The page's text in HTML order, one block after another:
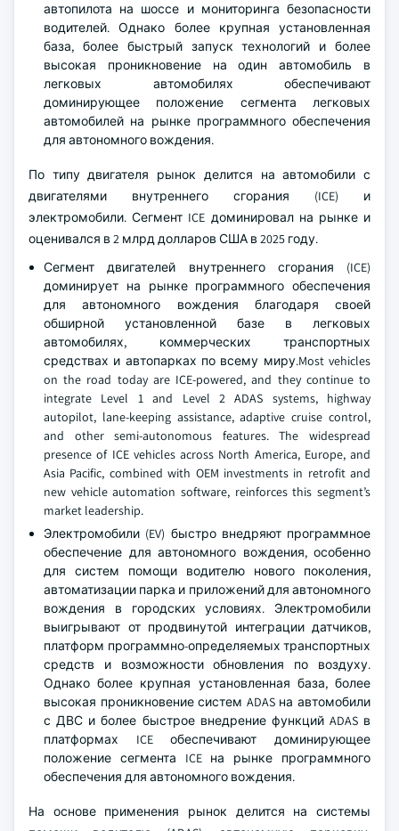
автопилота на шоссе и мониторинга безопасности
водителей. Однако более крупная установленная
база, более быстрый запуск технологий и более
высокая проникновение на один автомобиль в
легковых автомобилях обеспечивают
доминирующее положение сегмента легковых
автомобилей на рынке программного обеспечения
для автономного вождения.
По типу двигателя рынок делится на автомобили с
двигателями внутреннего сгорания (ICE) и
электромобили. Сегмент ICE доминировал на рынке и
оценивался в 2 млрд долларов США в 2025 году.
Сегмент двигателей внутреннего сгорания (ICE)
доминирует на рынке программного обеспечения
для автономного вождения благодаря своей
обширной установленной базе в легковых
автомобилях, коммерческих транспортных
средствах и автопарках по всему миру.Most vehicles
on the road today are ICE-powered, and they continue to
integrate Level 1 and Level 2 ADAS systems, highway
autopilot, lane-keeping assistance, adaptive cruise control,
and other semi-autonomous features. The widespread
presence of ICE vehicles across North America, Europe, and
Asia Pacific, combined with OEM investments in retrofit and
new vehicle automation software, reinforces this segment’s
market leadership.
Электромобили (EV) быстро внедряют программное
обеспечение для автономного вождения, особенно
для систем помощи водителю нового поколения,
автоматизации парка и приложений для автономного
вождения в городских условиях. Электромобили
выигрывают от продвинутой интеграции датчиков,
платформ программно-определяемых транспортных
средств и возможности обновления по воздуху.
Однако более крупная установленная база, более
высокая проникновение систем ADAS на автомобили
с ДВС и более быстрое внедрение функций ADAS в
платформах ICE обеспечивают доминирующее
положение сегмента ICE на рынке программного
обеспечения для автономного вождения.
На основе применения рынок делится на системы